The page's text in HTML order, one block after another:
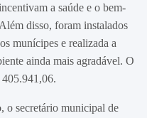
a saúde e o bem-
disso, foram instalados
munícipes e realizada a
ainda mais agradável. O
o secretário municipal de